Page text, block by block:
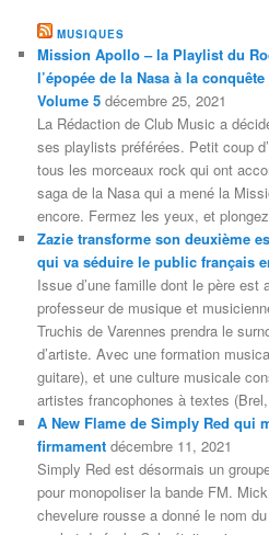
MUSIQUES
Mission Apollo – la Playlist du
l’épopée de la Nasa à la
Volume 5 décembre 25, 2021
La Rédaction de Club Music a
ses playlists préférées. Petit coup
tous les morceaux rock qui ont
saga de la Nasa qui a mené la
encore. Fermez les yeux, et
Zazie transforme son deuxième
qui va séduire le public français
Issue d’une famille dont le père est
professeur de musique et
Truchis de Varennes prendra le
d’artiste. Avec une formation
guitare), et une culture musicale
artistes francophones à textes
A New Flame de Simply Red qui
firmament décembre 11, 2021
Simply Red est désormais un
pour monopoliser la bande FM.
chevelure rousse a donné le nom